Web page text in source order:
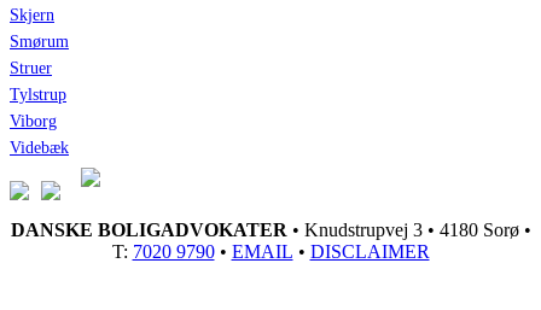
Skjern
Smørum
Struer
Tylstrup
Viborg
Videbæk
DANSKE BOLIGADVOKATER • Knudstrupvej 3 • 4180 Sorø •
T: 7020 9790• EMAIL • DISCLAIMER